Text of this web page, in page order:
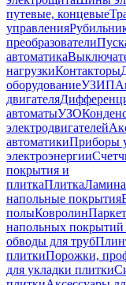
путевые, концевые
управления
преобразователи
автоматика
нагрузкиКонтакторы
оборудованиеУЗИП
двигателя
автоматыУЗО
электродвигателей
автоматикиПриборы
электроэнергии
покрытия и
плиткаПлитка
напольные покрытия
полыКовролинПаркет
напольных покрытий
обводы для труб
плиткиПорожки,
для укладки плитки